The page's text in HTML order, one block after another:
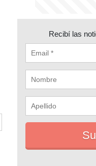
Recibí las